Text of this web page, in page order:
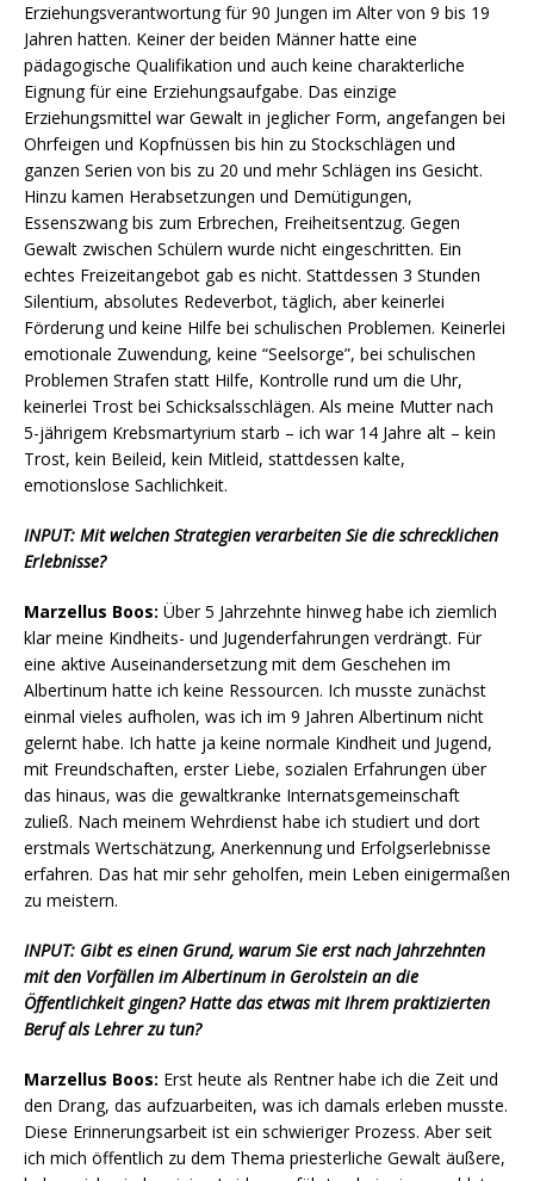
Erziehungsverantwortung für 90 Jungen im Alter von 9 bis 19
Jahren hatten. Keiner der beiden Männer hatte eine
pädagogische Qualifikation und auch keine charakterliche
Eignung für eine Erziehungsaufgabe. Das einzige
Erziehungsmittel war Gewalt in jeglicher Form, angefangen bei
Ohrfeigen und Kopfnüssen bis hin zu Stockschlägen und
ganzen Serien von bis zu 20 und mehr Schlägen ins Gesicht.
Hinzu kamen Herabsetzungen und Demütigungen,
Essenszwang bis zum Erbrechen, Freiheitsentzug. Gegen
Gewalt zwischen Schülern wurde nicht eingeschritten. Ein
echtes Freizeitangebot gab es nicht. Stattdessen 3 Stunden
Silentium, absolutes Redeverbot, täglich, aber keinerlei
Förderung und keine Hilfe bei schulischen Problemen. Keinerlei
emotionale Zuwendung, keine “Seelsorge”, bei schulischen
Problemen Strafen statt Hilfe, Kontrolle rund um die Uhr,
keinerlei Trost bei Schicksalsschlägen. Als meine Mutter nach
5-jährigem Krebsmartyrium starb – ich war 14 Jahre alt – kein
Trost, kein Beileid, kein Mitleid, stattdessen kalte,
emotionslose Sachlichkeit.
INPUT: Mit welchen Strategien verarbeiten Sie die schrecklichen
Erlebnisse?
Marzellus Boos: Über 5 Jahrzehnte hinweg habe ich ziemlich
klar meine Kindheits- und Jugenderfahrungen verdrängt. Für
eine aktive Auseinandersetzung mit dem Geschehen im
Albertinum hatte ich keine Ressourcen. Ich musste zunächst
einmal vieles aufholen, was ich im 9 Jahren Albertinum nicht
gelernt habe. Ich hatte ja keine normale Kindheit und Jugend,
mit Freundschaften, erster Liebe, sozialen Erfahrungen über
das hinaus, was die gewaltkranke Internatsgemeinschaft
zuließ. Nach meinem Wehrdienst habe ich studiert und dort
erstmals Wertschätzung, Anerkennung und Erfolgserlebnisse
erfahren. Das hat mir sehr geholfen, mein Leben einigermaßen
zu meistern.
INPUT: Gibt es einen Grund, warum Sie erst nach Jahrzehnten
mit den Vorfällen im Albertinum in Gerolstein an die
Öffentlichkeit gingen? Hatte das etwas mit Ihrem praktizierten
Beruf als Lehrer zu tun?
Marzellus Boos: Erst heute als Rentner habe ich die Zeit und
den Drang, das aufzuarbeiten, was ich damals erleben musste.
Diese Erinnerungsarbeit ist ein schwieriger Prozess. Aber seit
ich mich öffentlich zu dem Thema priesterliche Gewalt äußere,